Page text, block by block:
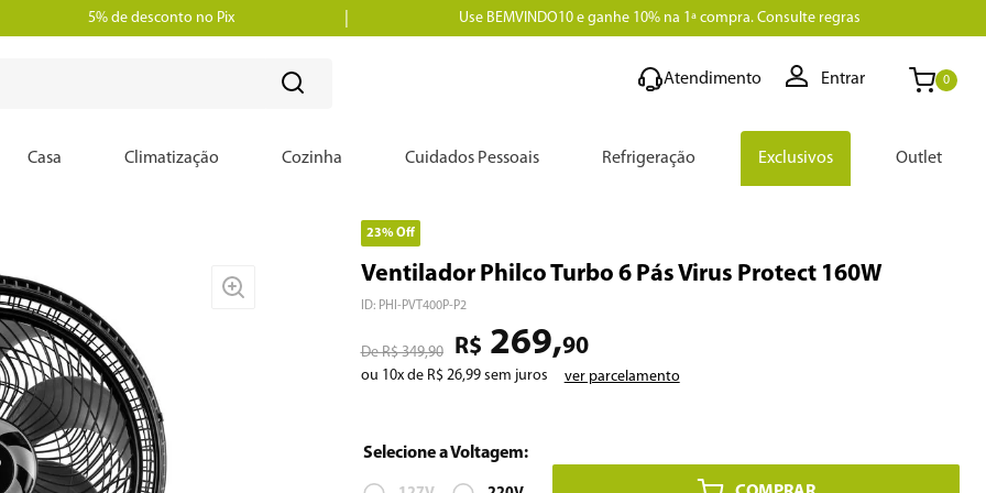
5% de desconto no Pix Use BEMVINDO10 e ganhe 10% na 1ª compra. Consulte regras
Atendimento Entrar 0
Casa Climatização Cozinha Cuidados Pessoais Refrigeração Exclusivos Outlet
23%Off
Ventilador Philco Turbo 6 Pás Virus Protect 160W
ID: PHI-PVT400P-P2
R$ 349,90 R$ 269,90
ou 10x de R$ 26,99sem juros ver parcelamento